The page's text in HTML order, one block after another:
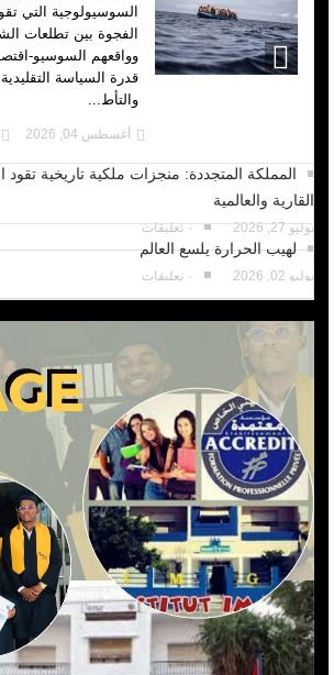
السوسيولوجية التي
الفجوة بين تطلعات
وواقعهم السوسيو-
قدرة السياسة
والتأط...
أغسطس 04, 2026
المملكة المتجددة: منجزات ملكية تاريخية تقود
القارية والعالمية
يوليو 27, 2026 ٠ تعليقات
لهيب الحرارة يلسع العالم
يوليو 02, 2026 ٠ تعليقات